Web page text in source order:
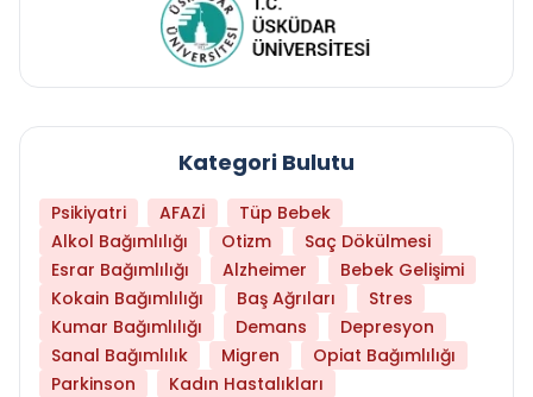
Kategori Bulutu
Psikiyatri AFAZİ
Tüp Bebek
Alkol Bağımlılığı
Otizm
Saç Dökülmesi
Esrar Bağımlılığı
Alzheimer
Bebek Gelişimi
Kokain Bağımlılığı
Baş Ağrıları
Stres
Kumar Bağımlılığı
Demans
Depresyon
Sanal Bağımlılık
Migren
Opiat Bağımlılığı
Parkinson
Kadın Hastalıkları